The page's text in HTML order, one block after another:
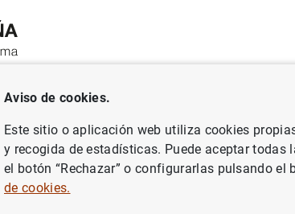
Áreas de actuación
Análisis económico e investigación Documentos de
Term structure and the
Aviso de cookies.
Este sitio o aplicación web utiliza cookies
y recogida de estadísticas. Puede aceptar
el botón “Rechazar” o configurarlas pulsando
de cookies.